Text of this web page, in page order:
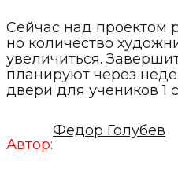
Сейчас над проектом
но количество
увеличиться.
планируют через
двери для учеников 1
Автор:
Федор Голубев